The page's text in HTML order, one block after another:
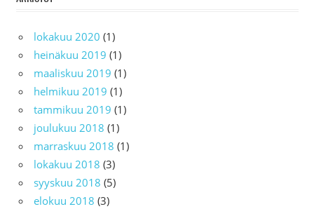
lokakuu 2020 (1)
heinäkuu 2019 (1)
maaliskuu 2019 (1)
helmikuu 2019 (1)
tammikuu 2019 (1)
joulukuu 2018 (1)
marraskuu 2018 (1)
lokakuu 2018 (3)
syyskuu 2018 (5)
elokuu 2018 (3)